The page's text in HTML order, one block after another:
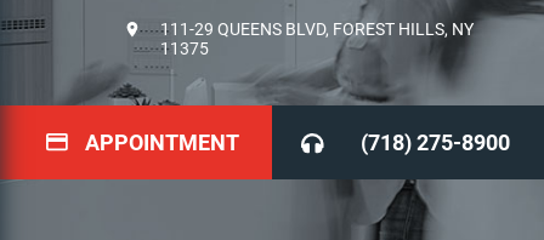
111-29 QUEENS BLVD, FOREST HILLS, NY
11375
APPOINTMENT (718) 275-8900